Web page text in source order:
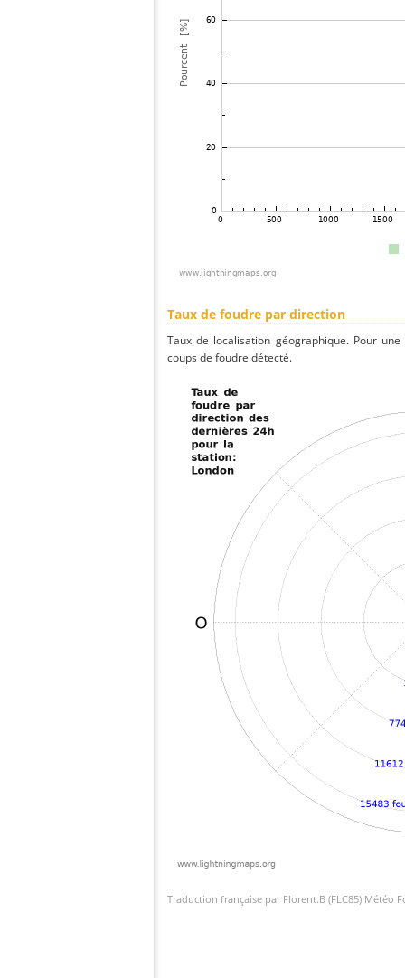
Taux de foudre par direction
Taux de localisation géographique. Pour
coups de foudre détecté.
Traduction française par Florent.B (FLC85) Météo